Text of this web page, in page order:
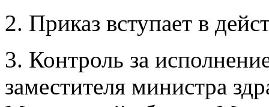
2. Приказ вступает в
3. Контроль за
заместителя министра